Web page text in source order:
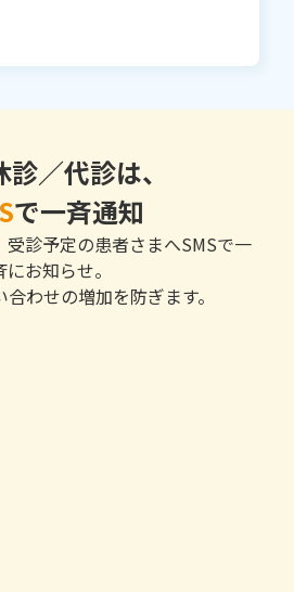
／代診は、
で一斉通知
診予定の患者さまへSMSで一
にお知らせ。
わせの増加を防ぎます。